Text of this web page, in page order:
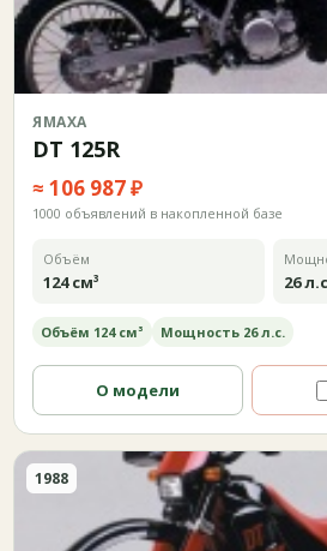
ЯМАХА
DT 125R
≈ 106 987 ₽
1000 объявлений в накопленной базе
Объём
124 см³ 26
Объём 124 см³ Мощность 26 л.с.
О модели
1988